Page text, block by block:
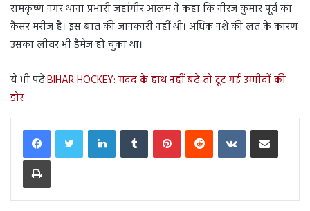
रामकृष्ण नगर थाना प्रभारी जहांगीर आलम ने कहा कि नीरज कुमार पूर्व का
कैंसर मरीज है। इस बात की जानकारी नहीं थी। अधिक नशे की लत के कारण
उसका लीवर भी डैमेज हो चुका था।
ये भी पढ़ें:BIHAR HOCKEY: मदद के हाथ नहीं बढ़े तो टूट गई उम्मीदों की
डोर
LinkedInTumblr PinterestReddit VKontakteShare via Email
Print